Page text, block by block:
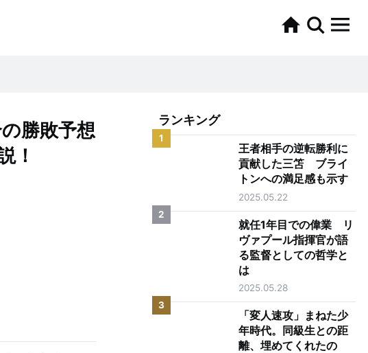
勝敗予想
！
ランキング
1
王者相手の逆転勝利に
貢献した三笘 ブライ
トンへの満足感も示す
2025.05.22
2
就任1年目での偉業 リ
ヴァプール指揮官が語
る監督としての哲学と
は
2025.05.28
3
「変人速攻」まねた少
年時代。同級生との距
離、埋めてくれたの